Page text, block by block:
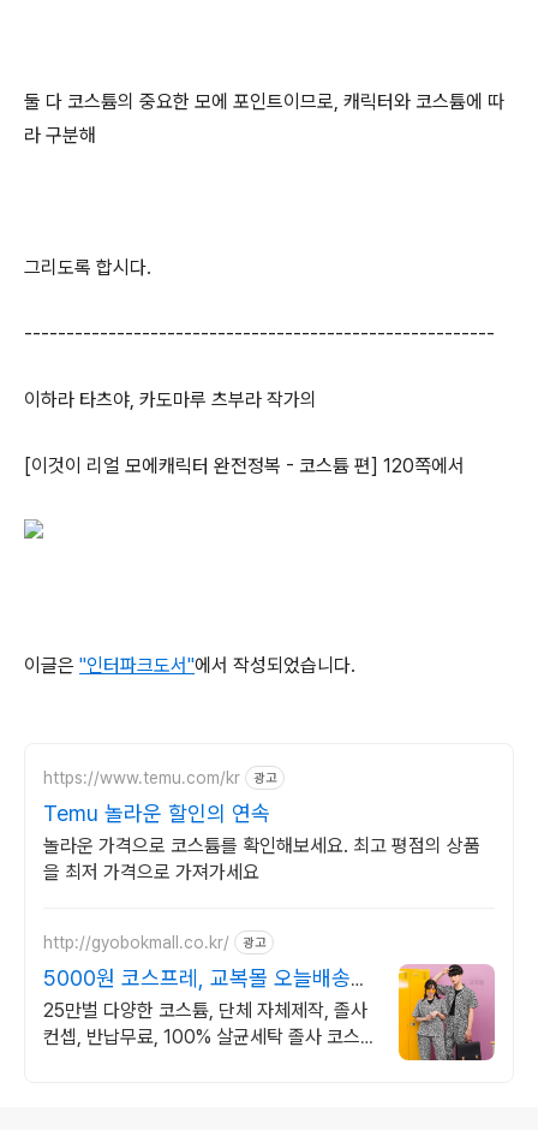
둘 다 코스튬의 중요한 모에 포인트이므로, 캐릭터와 코스튬에 따
라 구분해
그리도록 합시다.
--------------------------------------------------------
이하라 타츠야, 카도마루 츠부라 작가의
[이것이 리얼 모에캐릭터 완전정복 - 코스튬 편] 120쪽에서
이글은 "인터파크도서"에서 작성되었습니다.
https://www.temu.com/kr 광고
Temu 놀라운 할인의 연속
놀라운 가격으로 코스튬를 확인해보세요. 최고 평점의 상품
을 최저 가격으로 가져가세요
http://gyobokmall.co.kr/ 광고
5000원 코스프레, 교복몰 오늘배송
당일도착 택배대여
25만벌 다양한 코스튬, 단체 자체제작, 졸사
컨셉, 반납무료, 100% 살균세탁 졸사 코스